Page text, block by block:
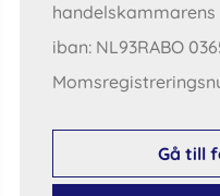
handelskammarens
iban: NL93RABO
Gå till